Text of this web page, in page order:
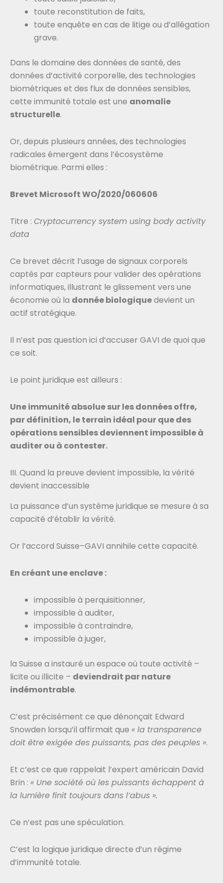
toute reconstitution de faits,
toute enquête en cas de litige ou d’allégation
grave.
Dans le domaine des données de santé, des
données d’activité corporelle, des technologies
biométriques et des flux de données sensibles,
cette immunité totale est une anomalie
structurelle.
Or, depuis plusieurs années, des technologies
radicales émergent dans l’écosystème
biométrique. Parmi elles :
Brevet Microsoft WO/2020/060606
Titre : Cryptocurrency system using body activity
data
Ce brevet décrit l’usage de signaux corporels
captés par capteurs pour valider des opérations
informatiques, illustrant le glissement vers une
économie où la donnée biologiquedevient un
actif stratégique.
Il n’est pas question ici d’accuser GAVI de quoi que
ce soit.
Le point juridique est ailleurs :
Une immunité absolue sur les données offre,
par définition, le terrain idéal pour que des
opérations sensibles deviennent impossible à
auditer ou à contester.
III. Quand la preuve devient impossible, la vérité
devient inaccessible
La puissance d’un système juridique se mesure à sa
capacité d’établir la vérité.
Or l’accord Suisse–GAVI annihile cette capacité.
En créant une enclave :
impossible à perquisitionner,
impossible à auditer,
impossible à contraindre,
impossible à juger,
la Suisse a instauré un espace où toute activité –
licite ou illicite – deviendrait par nature
indémontrable.
C’est précisément ce que dénonçait Edward
Snowden lorsqu’il affirmait que « la transparence
doit être exigée des puissants, pas des peuples ».
Et c’est ce que rappelait l’expert américain David
Brin : « Une société où les puissants échappent à
la lumière finit toujours dans l’abus ».
Ce n’est pas une spéculation.
C’est la logique juridique directe d’un régime
d’immunité totale.